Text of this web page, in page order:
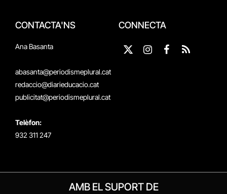
CONTACTA'NS
Ana Basanta
abasanta@periodismeplural.cat
redaccio@diarieducacio.cat
publicitat@periodismeplural.cat
Telèfon:
932 311 247
CONNECTA
X
Instagram
Facebook
RSS
AMB EL SUPORT DE